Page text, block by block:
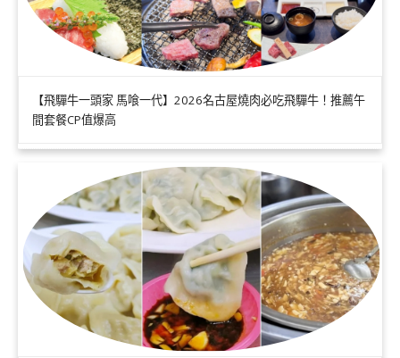
【飛驒牛一頭家 馬喰一代】2026名古屋燒肉必吃飛驒牛！推薦午
間套餐CP值爆高